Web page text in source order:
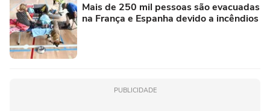
Mais de 250 mil pessoas são evacuadas
na França e Espanha devido a incêndios
PUBLICIDADE